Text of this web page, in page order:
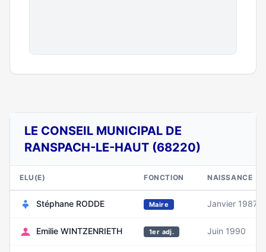
LE CONSEIL MUNICIPAL DE
RANSPACH-LE-HAUT (68220)
ELU(E) FONCTION NAISSANCE
Stéphane RODDE Maire Janvier 1987
Emilie WINTZENRIETH 1er adj. Juin 1990